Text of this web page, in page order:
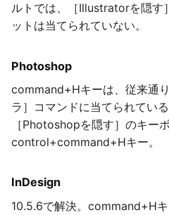
ルトでは、［Illustratorを隠す
ットは当てられていない。
Photoshop
command+Hキーは、従来通
ラ］コマンドに当てられてい
［Photoshopを隠す］のキー
control+command+Hキー。
InDesign
10.5.6で解決。command+Hキ